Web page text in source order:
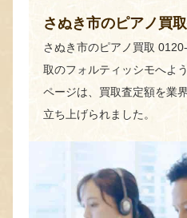
さぬき市のピアノ買
さぬき市のピアノ買取
取のフォルティッシモへよ
ページは、買取査定額を業
立ち上げられました。